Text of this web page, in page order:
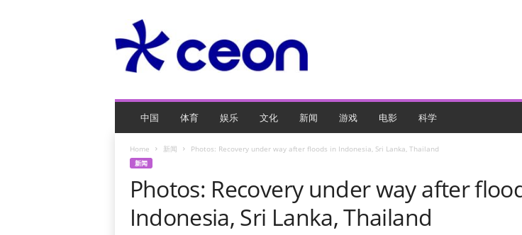
O
游
中国 体育 娱乐 文化 新闻 游戏 电影 科学
Home 新闻 Photos: Recovery under way after floods in Indonesia, Sri Lanka, Thailand
新闻
Photos: Recovery under way after
Indonesia, Sri Lanka, Thailand